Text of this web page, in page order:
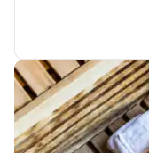
SøndagSpa